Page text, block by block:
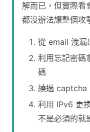
解而已，但實際看
都沒辦法讓整個攻
從 email 洩
利用忘記密碼
碼
繞過 captcha
利用 IPv6 更
不是必須的就